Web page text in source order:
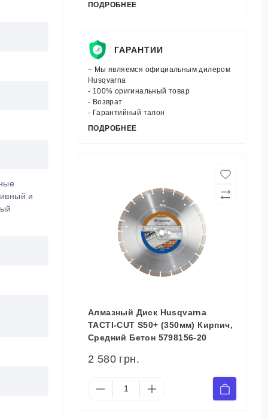
и
ПОДРОБНЕЕ
ГАРАНТИИ
– Мы являемся официальным дилером
Husqvarna
- 100% оригинальный товар
- Возврат
- Гарантийный талон
ПОДРОБНЕЕ
Алмазный Диск Husqvarna
TACTI-CUT S50+ (350мм) Кирпич,
Средний Бетон 5798156-20
2 580 грн.